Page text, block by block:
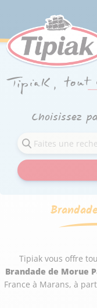
Choisissez
Tipiak vous offre
Brandade de Morue
France à Marans, à